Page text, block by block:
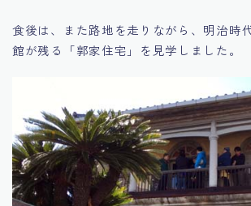
食後は、また路地を走りながら、明治時
館が残る「郭家住宅」を見学しました。